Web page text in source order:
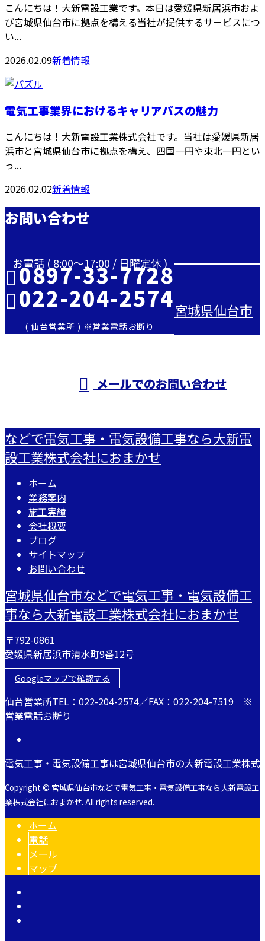
こんにちは！大新電設工業です。本日は愛媛県新居浜市およ
び宮城県仙台市に拠点を構える当社が提供するサービスにつ
い...
2026.02.09新着情報
電気工事業界におけるキャリアパスの魅力
こんにちは！大新電設工業株式会社です。当社は愛媛県新居
浜市と宮城県仙台市に拠点を構え、四国一円や東北一円とい
っ...
2026.02.02新着情報
お問い合わせ
お電話 ( 8:00～17:00 / 日曜定休 )
0897-33-7728
022-204-2574
( 仙台営業所 ) ※営業電話お断り
メールでのお問い合わせ
宮城県仙台市
などで電気工事・電気設備工事なら大新電
設工業株式会社におまかせ
ホーム
業務案内
施工実績
会社概要
ブログ
サイトマップ
お問い合わせ
宮城県仙台市などで電気工事・電気設備工
事なら大新電設工業株式会社におまかせ
〒792-0861
愛媛県新居浜市清水町9番12号
Googleマップで確認する
仙台営業所TEL：022-204-2574／FAX：022-204-7519 ※
営業電話お断り
電気工事・電気設備工事は宮城県仙台市の大新電設工業株式
Copyright © 宮城県仙台市などで電気工事・電気設備工事なら大新電設工
業株式会社におまかせ. All rights reserved.
ホーム
電話
メール
マップ